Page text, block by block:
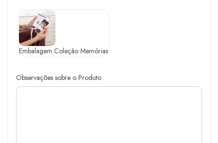
Embalagem Coleção Memórias
Observações sobre o Produto